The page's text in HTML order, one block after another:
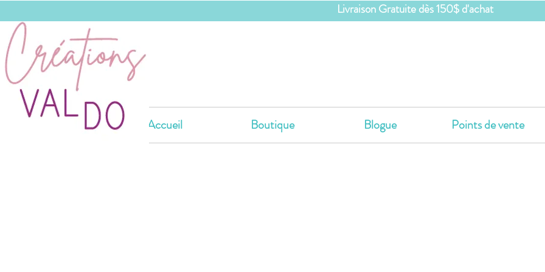
Accueil Boutique Blogue Points de vente
Livraison Gratuite dès 150$ d'achat